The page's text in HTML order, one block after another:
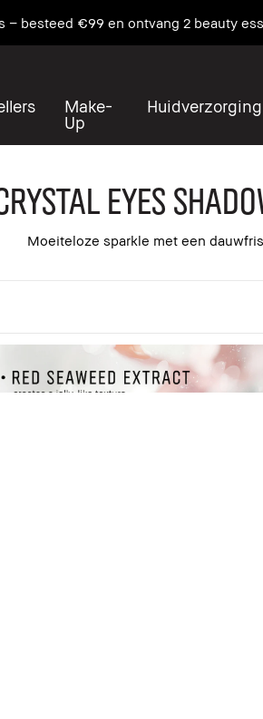
– besteed €99 en ontvang 2 beauty
Make-
Up
Huidverzorging
Eyes
Moeiteloze sparkle met een